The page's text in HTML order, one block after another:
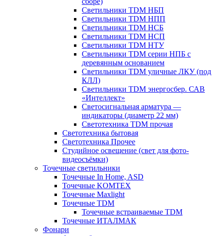
Светильники TDM НБП
Светильники TDM НПП
Светильники TDM НСБ
Светильники TDM НСП
Светильники TDM НТУ
Светильники TDM серии НПБ с
деревянным основанием
Светильники TDM уличные ЛКУ (под
КЛЛ)
Светильники TDM энергосбер. САВ
«Интеллект»
Светосигнальная арматура —
индикаторы (диаметр 22 мм)
Светотехника TDM прочая
Светотехника бытовая
Светотехника Прочее
Студийное освещение (свет для фото-
видеосъёмки)
Точечные светильники
Точечные In Home, ASD
Точечные KOMTEX
Точечные Maxlight
Точечные TDM
Точечные встраиваемые TDM
Точечные ИТАЛМАК
Фонари